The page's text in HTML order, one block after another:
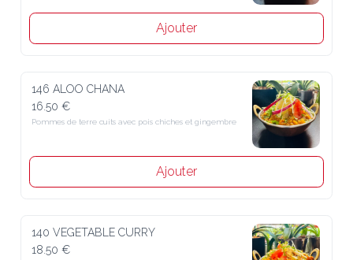
Ajouter
146 ALOO CHANA
16.50 €
Pommes de terre cuits avec pois chiches et gingembre
Ajouter
140 VEGETABLE CURRY
18.50 €